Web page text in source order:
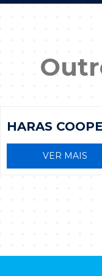
HARAS
VER MAIS